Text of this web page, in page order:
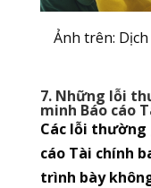
Ảnh trên:
7. Những lỗi
minh Báo cáo
Các lỗi thường
cáo Tài chính
trình bày